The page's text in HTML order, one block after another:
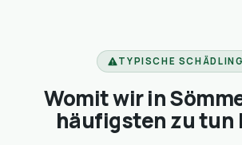
TYPISCHE
Womit wir in
häufigsten zu tun